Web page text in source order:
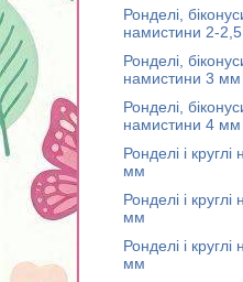
Ронделі,
намистини 2-
Ронделі,
намистини 3 мм
Ронделі,
намистини 4 мм
Ронделі і
мм
Ронделі і
мм
Ронделі і
мм